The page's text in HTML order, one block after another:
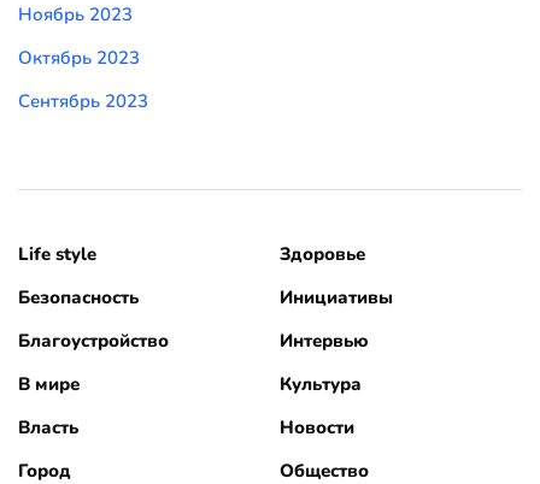
Ноябрь 2023
Октябрь 2023
Сентябрь 2023
Life style
Безопасность
Благоустройство
В мире
Власть
Город
Здоровье
Инициативы
Интервью
Культура
Новости
Общество